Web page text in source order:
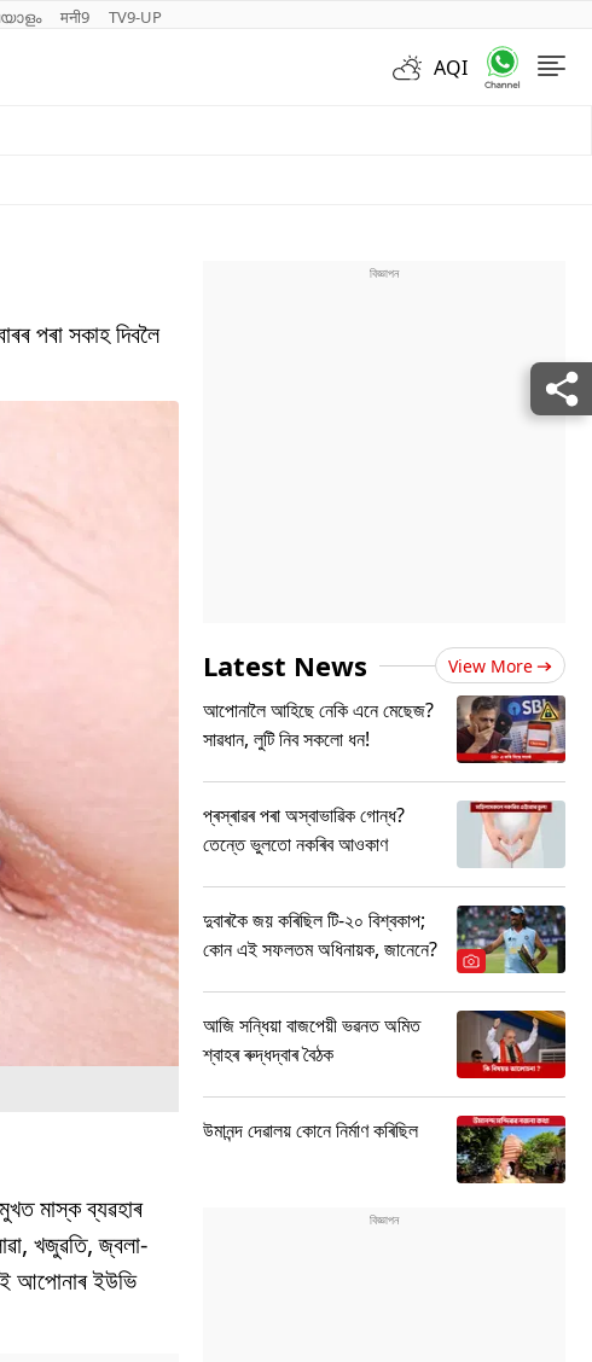
मनी9 TV9-UP
AQI
পৰা সকাহ দিবলৈ
মাস্ক ব্যৱহাৰ
খজুৱতি, জ্বলা-
ই আপোনাৰ ইউভি
Latest News View More
আপোনালৈ আহিছে নেকি এনে মেছেজ?
সাৱধান, লুটি নিব সকলো ধন!
প্ৰস্ৰাৱৰ পৰা অস্বাভাৱিক গোন্ধ?
তেন্তে ভুলতো নকৰিব আওকাণ
দুবাৰকৈ জয় কৰিছিল টি-২০ বিশ্বকাপ;
কোন এই সফলতম অধিনায়ক, জানেনে?
আজি সন্ধিয়া বাজপেয়ী ভৱনত অমিত
শ্বাহৰ ৰুদ্ধদ্বাৰ বৈঠক
উমানন্দ দেৱালয় কোনে নিৰ্মাণ কৰিছিল